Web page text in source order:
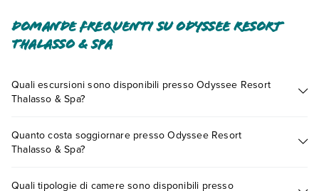
prezzo totale indicato è compreso il costo del cenone di
gala della vigilia di Natale. Per i soggiorni che
comprendono il 31 dicembre, nel prezzo totale indicato è
Un bambino di età pari o inferiore a 2 anni soggiorna
gratuitamente nella camera dei genitori o tutori, utilizzando
disponibile solo in fasce orarie prestabilite dal giorno 15
giugno al giorno 31 agosto.
Domande frequenti su Odyssee Resort
Thalasso & Spa
Quali escursioni sono disponibili presso Odyssee Resort
Thalasso & Spa?
presso Odyssee Resort Thalasso & Spa. Scoprile tutte nella
sezione dedicata
Quanto costa soggiornare presso Odyssee Resort
Thalasso & Spa?
base a vari fattori (per es. date, condizioni dell'hotel, ecc). Per
Quali tipologie di camere sono disponibili presso